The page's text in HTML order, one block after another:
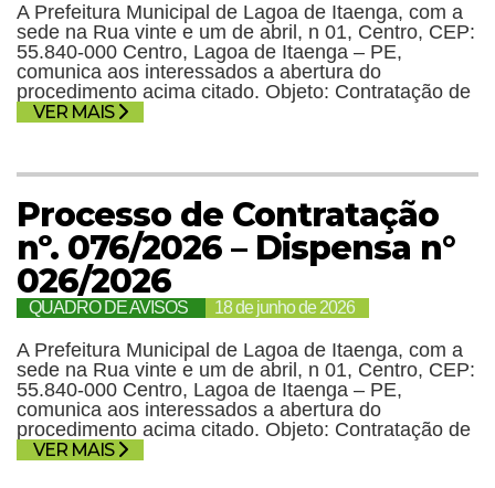
A Prefeitura Municipal de Lagoa de Itaenga, com a
sede na Rua vinte e um de abril, n 01, Centro, CEP:
55.840-000 Centro, Lagoa de Itaenga – PE,
comunica aos interessados a abertura do
procedimento acima citado. Objeto: Contratação de
VER MAIS
Processo de Contratação
nº. 076/2026 – Dispensa n°
026/2026
QUADRO DE AVISOS 18 de junho de 2026
A Prefeitura Municipal de Lagoa de Itaenga, com a
sede na Rua vinte e um de abril, n 01, Centro, CEP:
55.840-000 Centro, Lagoa de Itaenga – PE,
comunica aos interessados a abertura do
procedimento acima citado. Objeto: Contratação de
VER MAIS